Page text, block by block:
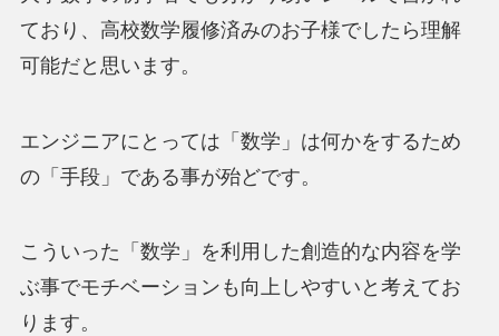
ており、高校数学履修済みのお子様でしたら理解
可能だと思います。
エンジニアにとっては「数学」は何かをするため
の「手段」である事が殆どです。
こういった「数学」を利用した創造的な内容を学
ぶ事でモチベーションも向上しやすいと考えてお
ります。